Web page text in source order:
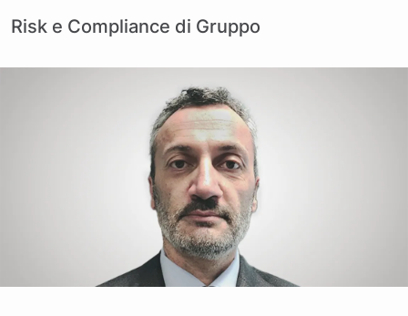
Risk e Compliance di Gruppo